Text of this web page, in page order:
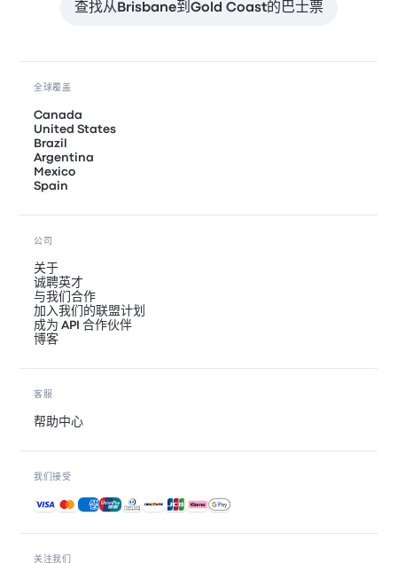
查找从Brisbane到Gold Coast的巴士票
关注我们
全球覆盖
Canada
United States
Brazil
Argentina
Mexico
Spain
公司
关于
诚聘英才
与我们合作
加入我们的联盟计划
成为 API 合作伙伴
博客
客服
帮助中心
我们接受
接受的付款方式